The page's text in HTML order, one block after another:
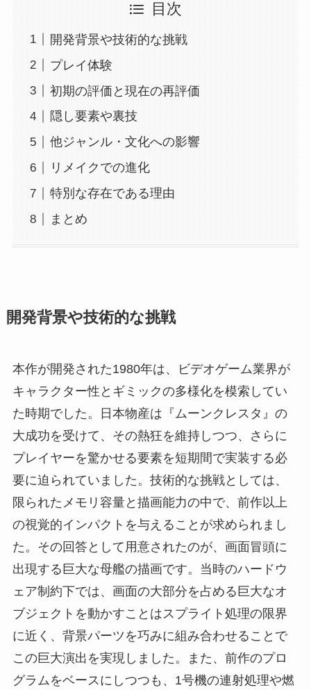
目次
開発背景や技術的な挑戦
プレイ体験
初期の評価と現在の再評価
隠し要素や裏技
他ジャンル・文化への影響
リメイクでの進化
特別な存在である理由
まとめ
開発背景や技術的な挑戦
本作が開発された1980年は、ビデオゲーム業界が
キャラクター性とギミックの多様化を模索してい
た時期でした。日本物産は『ムーンクレスタ』の
大成功を受けて、その熱狂を維持しつつ、さらに
プレイヤーを驚かせる要素を短期間で実装する必
要に迫られていました。技術的な挑戦としては、
限られたメモリ容量と描画能力の中で、前作以上
の視覚的インパクトを与えることが求められまし
た。その回答として用意されたのが、画面冒頭に
出現する巨大な母艦の描画です。当時のハードウ
ェア制約下では、画面の大部分を占める巨大なオ
ブジェクトを動かすことはスプライト処理の限界
に近く、背景パーツを巧みに組み合わせることで
この巨大演出を実現しました。また、前作のプロ
グラムをベースにしつつも、1号機の連射処理や燃